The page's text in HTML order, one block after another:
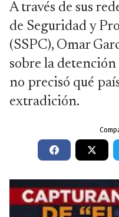
A través de sus
de Seguridad y
(SSPC), Omar
sobre la
no precisó qué
extradición.